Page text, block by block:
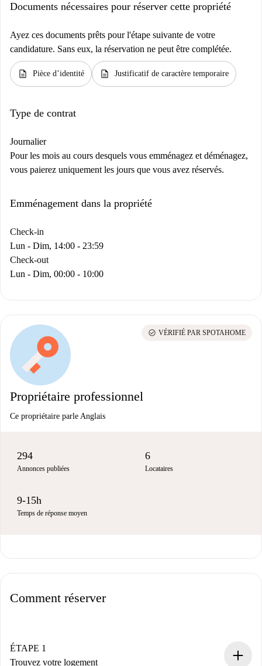
Documents nécessaires pour réserver cette propriété
Ayez ces documents prêts pour l'étape suivante de votre
candidature. Sans eux, la réservation ne peut être complétée.
description Pièce d’identité description Justificatif de caractère temporaire
Type de contrat
Journalier
Pour les mois au cours desquels vous emménagez et déménagez,
vous paierez uniquement les jours que vous avez réservés.
Emménagement dans la propriété
Check-in
Lun - Dim, 14:00 - 23:59
Check-out
Lun - Dim, 00:00 - 10:00
Propriétaire professionnel
Ce propriétaire parle Anglais
check_circle VÉRIFIÉ PAR SPOTAHOME
294
Annonces publiées
6
Locataires
9-15h
Temps de réponse moyen
Comment réserver
ÉTAPE 1
Trouvez votre logement